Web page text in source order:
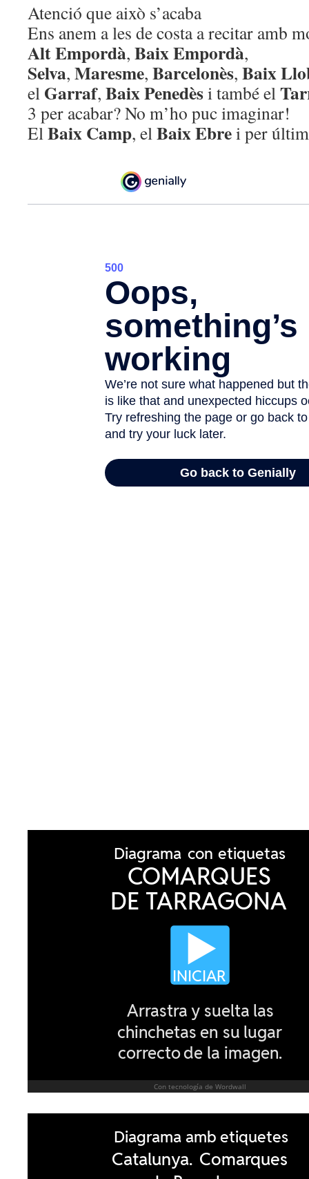
Atenció que això s’acaba
Ens anem a les de costa a recitar amb
Alt Empordà, Baix Empordà,
Selva, Maresme, Barcelonès, Baix
el Garraf, Baix Penedèsi també el
3 per acabar? No m’ho puc imaginar!
ElBaix Camp, elBaix Ebrei per